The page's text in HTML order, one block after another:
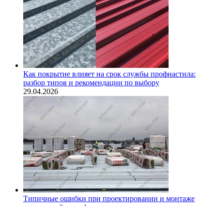
Как покрытие влияет на срок службы профнастила:
разбор типов и рекомендации по выбору
29.04.2026
Типичные ошибки при проектировании и монтаже